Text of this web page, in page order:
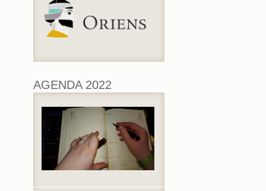
AGENDA 2022